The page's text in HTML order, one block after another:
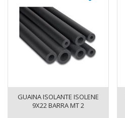
GUAINA ISOLANTE ISOLENE
9X22 BARRA MT 2